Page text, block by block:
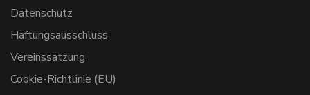
Datenschutz
Haftungsausschluss
Vereinssatzung
Cookie-Richtlinie (EU)